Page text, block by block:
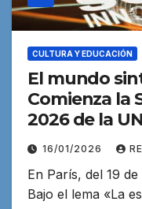
CULTURA Y EDUCACIÓN
El mundo
Comienza la
2026 de la
16/01/2026
En París, del 19
Bajo el lema «La